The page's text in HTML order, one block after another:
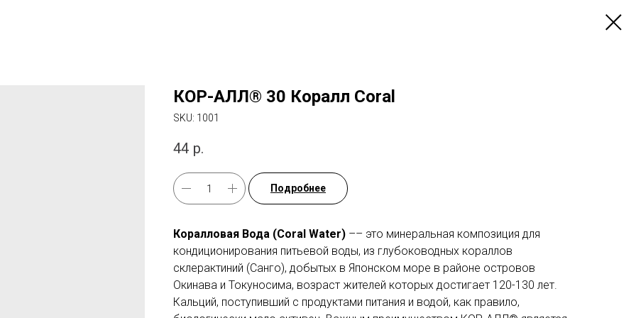
КОР-АЛЛ® 30 Коралл Coral
SKU: 1001
44 р.
Подробнее
Коралловая Вода (Coral Water) –– это минеральная композиция для
кондиционирования питьевой воды, из глубоководных кораллов
склерактиний (Санго), добытых в Японском море в районе островов
Окинава и Токуносима, возраст жителей которых достигает 120-130 лет.
Кальций, поступивший с продуктами питания и водой, как правило,